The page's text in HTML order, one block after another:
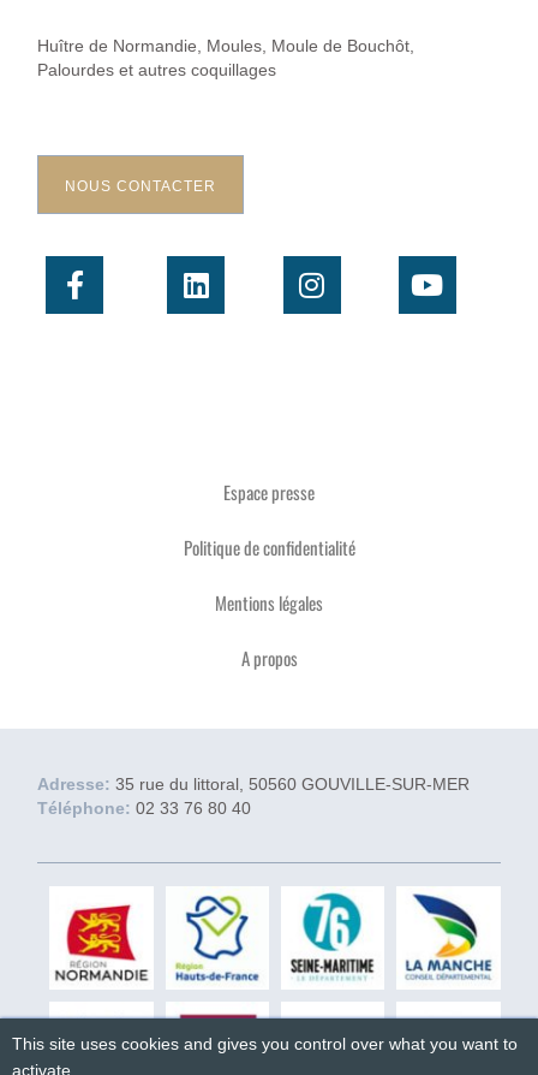
Huître de Normandie, Moules, Moule de Bouchôt,
Palourdes et autres coquillages
NOUS CONTACTER
Espace presse
Politique de confidentialité
Mentions légales
A propos
Adresse: 35 rue du littoral, 50560 GOUVILLE-SUR-MER
Téléphone: 02 33 76 80 40
This site uses cookies and gives you control over what you want to
activate